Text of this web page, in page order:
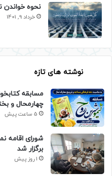
نحوه خواندن
خرداد 9, 1401
نوشته های تازه
مسابقه
چهارمحال و
5 ساعت پیش
شورای اقامه
برگزار شد
1 روز پیش